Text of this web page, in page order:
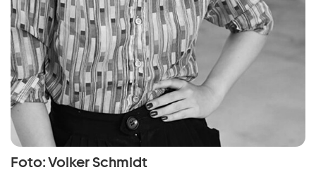
Foto: Volker Schmidt